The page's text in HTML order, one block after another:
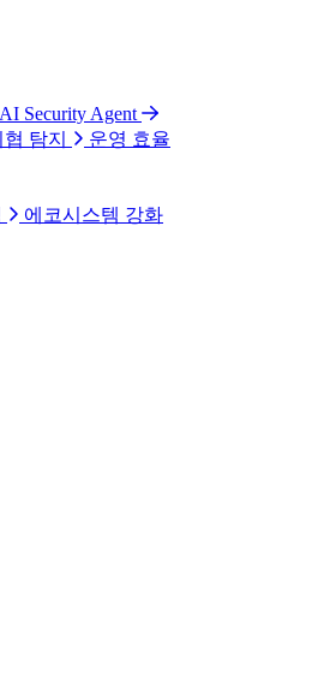
Security Agent
협 탐지
운영 효율
에코시스템 강화